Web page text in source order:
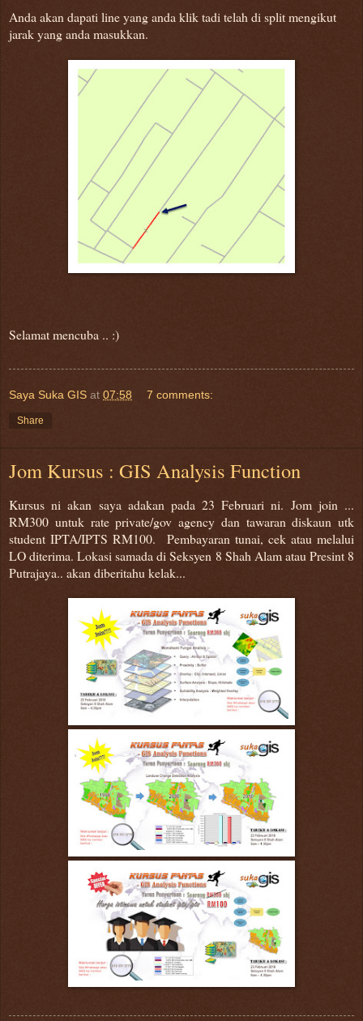
Anda akan dapati line yang anda klik tadi telah di split mengikut
jarak yang anda masukkan.
Selamat mencuba .. :)
Saya Suka GIS at 07:58 7 comments:
Share
Jom Kursus : GIS Analysis Function
Kursus ni akan saya adakan pada 23 Februari ni. Jom join ...
RM300 untuk rate private/gov agency dan tawaran diskaun utk
student IPTA/IPTS RM100. Pembayaran tunai, cek atau melalui
LO diterima. Lokasi samada di Seksyen 8 Shah Alam atau Presint 8
Putrajaya.. akan diberitahu kelak...